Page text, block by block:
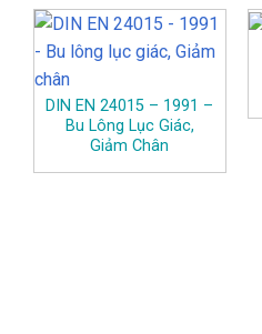
DIN EN 24015 – 1991 –
Bu Lông Lục Giác,
Giảm Chân